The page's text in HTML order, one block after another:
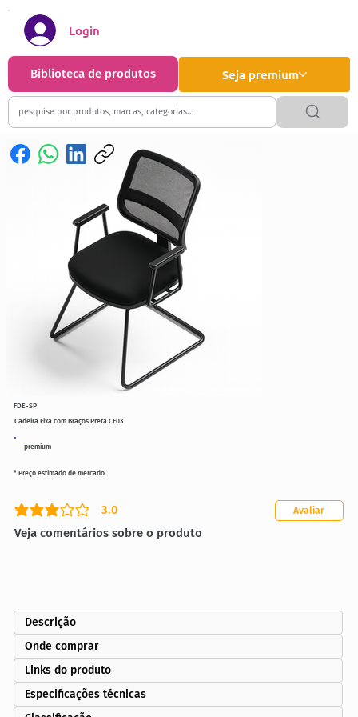
Seja premium
Biblioteca de produtos
Login
premium
Cadeira Fixa com Braços Preta CF03
3.0
classificação média é 3 de 5
Veja comentários sobre o produto
Avaliar
* Preço estimado de mercado
FDE-SP
Descrição
Onde comprar
Links do produto
Especificações técnicas